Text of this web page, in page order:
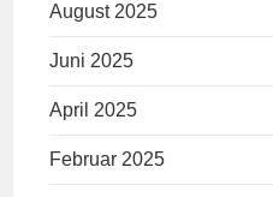
August 2025
Juni 2025
April 2025
Februar 2025